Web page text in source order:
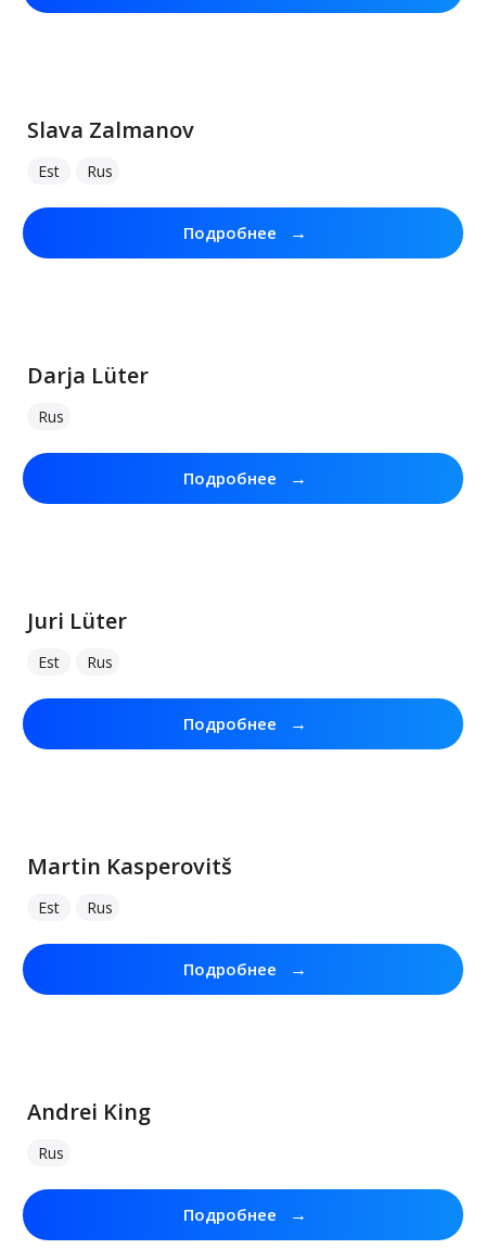
Slava Zalmanov
Est Rus
Подробнее →
Darja Lüter
Rus
Подробнее →
Juri Lüter
Est Rus
Подробнее →
Martin Kasperovitš
Est Rus
Подробнее →
Andrei King
Rus
Подробнее →